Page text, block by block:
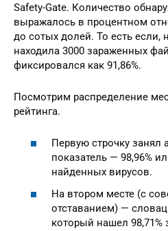
Safety-Gate. Количество
выражалось в процентном
до сотых долей. То есть если,
находила 3000 зараженных
фиксировался как 91,86%.
Посмотрим распределение
рейтинга.
Первую строчку занял
показатель — 98,96%
найденных вирусов.
На втором месте (с
отставанием) —
который нашел